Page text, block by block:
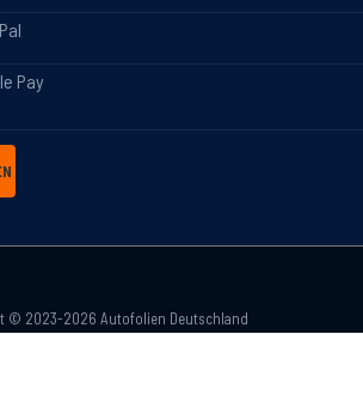
Pay
© 2023-2026 Autofolien Deutschland